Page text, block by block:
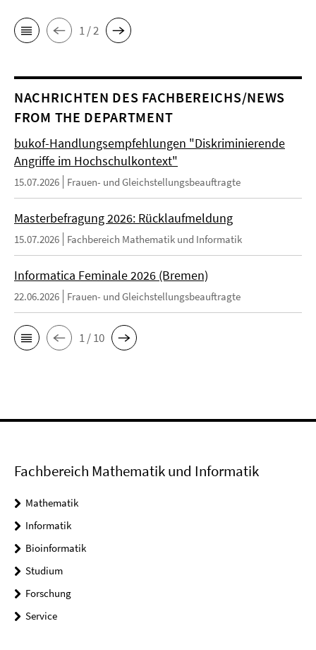
1 / 2
NACHRICHTEN DES FACHBEREICHS/NEWS
FROM THE DEPARTMENT
bukof-Handlungsempfehlungen "Diskriminierende
Angriffe im Hochschulkontext"
15.07.2026 Frauen- und Gleichstellungsbeauftragte
Masterbefragung 2026: Rücklaufmeldung
15.07.2026 Fachbereich Mathematik und Informatik
Informatica Feminale 2026 (Bremen)
22.06.2026 Frauen- und Gleichstellungsbeauftragte
1 / 10
Fachbereich Mathematik und Informatik
Mathematik
Informatik
Bioinformatik
Studium
Forschung
Service